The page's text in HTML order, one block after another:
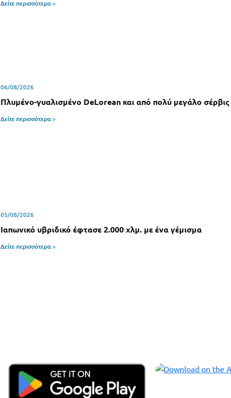
Δείτε περισσότερα >
06/08/2026
Πλυμένο-γυαλισμένο DeLorean και από πολύ μεγάλο σέρβις
Δείτε περισσότερα >
05/08/2026
Ιαπωνικό υβριδικό έφτασε 2.000 χλμ. με ένα γέμισμα
Δείτε περισσότερα >